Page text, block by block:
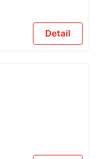
Detail